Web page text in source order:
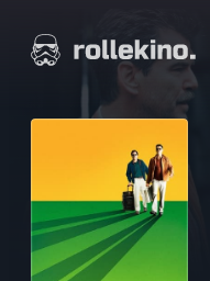
suoraan
Elokuvat ja elokuva-arviot | Rollekino.fi
lopputekstien